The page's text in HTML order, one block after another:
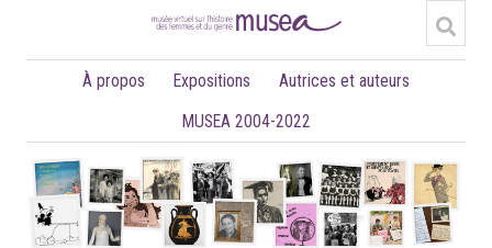
À propos Expositions
Autrices et auteurs
MUSEA 2004-2022